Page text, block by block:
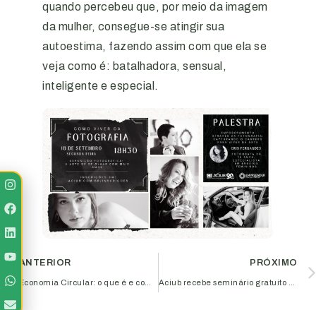
quando percebeu que, por meio da imagem
da mulher, consegue-se atingir sua
autoestima, fazendo assim com que ela se
veja como é: batalhadora, sensual,
inteligente e especial.
ANTERIOR PRÓXIMO